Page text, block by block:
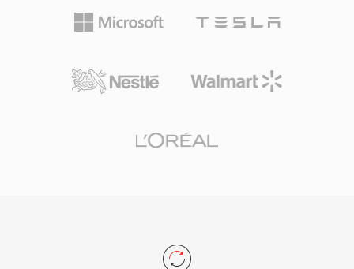
的专利授权问题。该格式支持 Vorbis 注释元数据,
可以标准化方式标记艺术家、专辑和曲目信息。
VLC 及大多数 Linux 桌面环境中原生播放,是网络